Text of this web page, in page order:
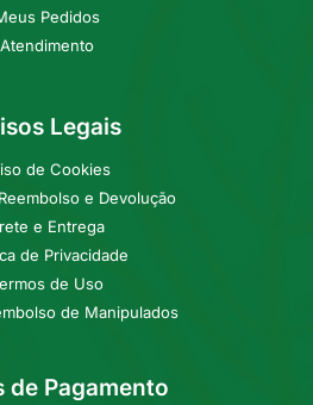
Pedidos
Atendimento
Legais
de Cookies
e Devolução
e Entrega
de Privacidade
de Uso
de Manipulados
de Pagamento